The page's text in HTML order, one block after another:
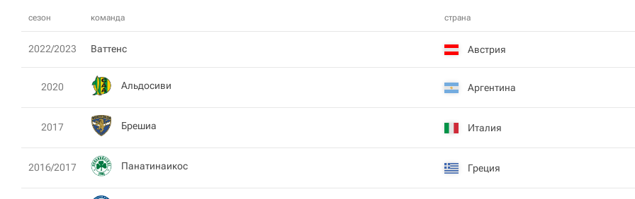
сезон команда страна
2022/2023 Ваттенс Австрия
2020 Альдосиви Аргентина
2017 Брешиа Италия
2016/2017 Панатинаикос Греция